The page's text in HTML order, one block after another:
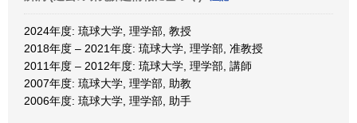
2024年度: 琉球大学, 理学部, 教授
2018年度 – 2021年度: 琉球大学, 理学部, 准教授
2011年度 – 2012年度: 琉球大学, 理学部, 講師
2007年度: 琉球大学, 理学部, 助教
2006年度: 琉球大学, 理学部, 助手